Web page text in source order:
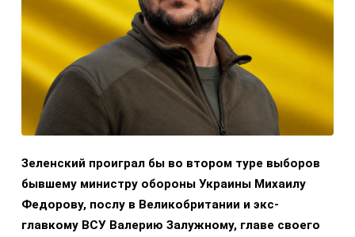
Зеленский проиграл бы во втором туре выборов
бывшему министру обороны Украины Михаилу
Федорову, послу в Великобритании и экс-
главкому ВСУ Валерию Залужному, главе своего